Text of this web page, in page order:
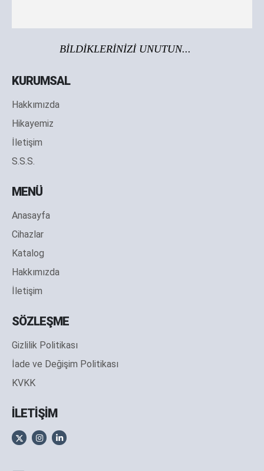
BİLDİKLERİNİZİ UNUTUN...
KURUMSAL
Hakkımızda
Hikayemiz
İletişim
S.S.S.
MENÜ
Anasayfa
Cihazlar
Katalog
Hakkımızda
İletişim
SÖZLEŞME
Gizlilik Politikası
İade ve Değişim Politikası
KVKK
İLETİŞİM